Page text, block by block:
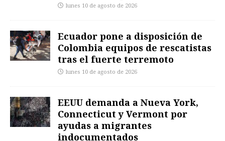
lunes 10 de agosto de 2026
Ecuador pone a disposición de
Colombia equipos de rescatistas
tras el fuerte terremoto
lunes 10 de agosto de 2026
EEUU demanda a Nueva York,
Connecticut y Vermont por
ayudas a migrantes
indocumentados